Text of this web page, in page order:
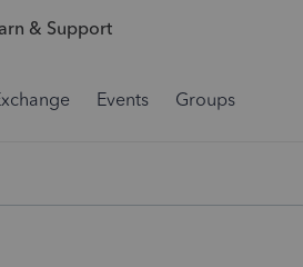
& Support
Events Groups